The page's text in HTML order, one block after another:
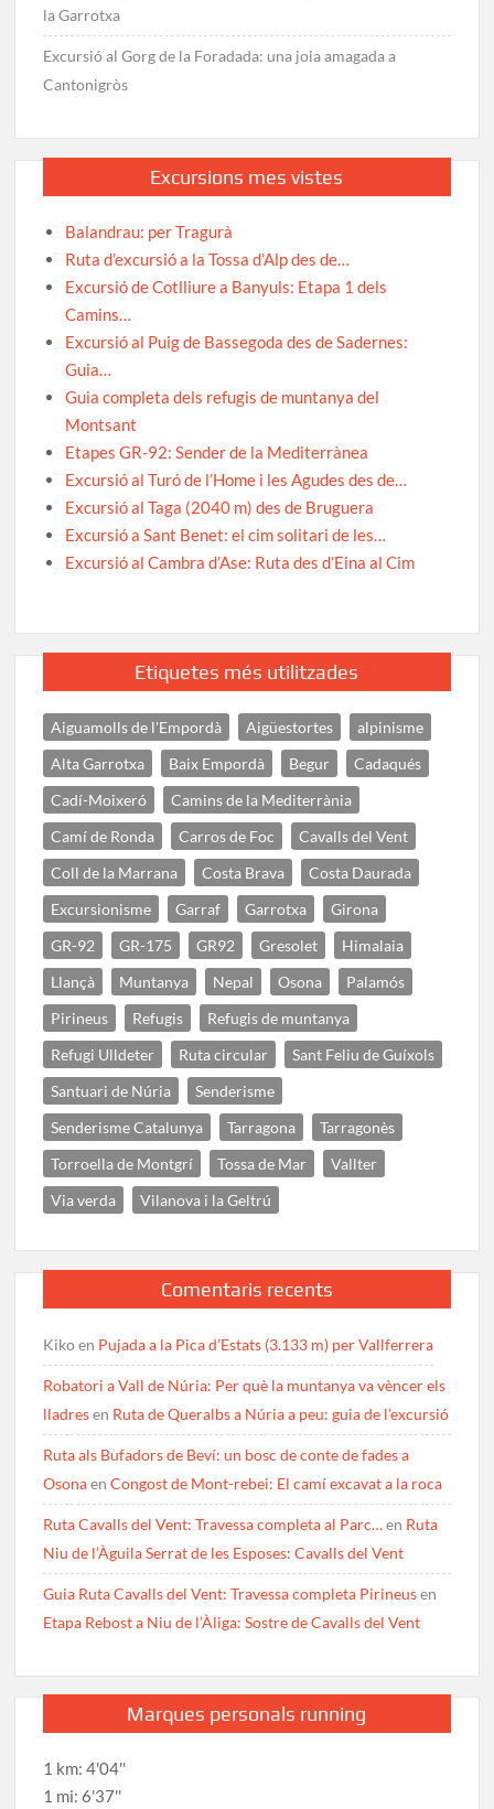
la Garrotxa
Excursió al Gorg de la Foradada: una joia amagada a
Cantonigròs
Excursions mes vistes
Balandrau: per Tragurà
Ruta d’excursió a la Tossa d’Alp des de…
Excursió de Cotlliure a Banyuls: Etapa 1 dels
Camins…
Excursió al Puig de Bassegoda des de Sadernes:
Guia…
Guia completa dels refugis de muntanya del
Montsant
Etapes GR-92: Sender de la Mediterrànea
Excursió al Turó de l’Home i les Agudes des de…
Excursió al Taga (2040 m) des de Bruguera
Excursió a Sant Benet: el cim solitari de les…
Excursió al Cambra d’Ase: Ruta des d’Eina al Cim
Etiquetes més utilitzades
Aiguamolls de l'Empordà Aigüestortes
alpinisme
Alta Garrotxa
Baix Empordà Begur
Cadaqués
Cadí-Moixeró
Camins de la Mediterrània
Camí de Ronda
Carros de Foc
Cavalls del Vent
Coll de la Marrana
Costa Brava
Costa Daurada
Excursionisme
Garraf Garrotxa
Girona
GR-92
GR-175 GR92 Gresolet
Himalaia
Llançà
Muntanya Nepal Osona
Palamós
Pirineus
Refugis
Refugis de muntanya
Refugi Ulldeter
Ruta circular
Sant Feliu de Guíxols
Santuari de Núria
Senderisme
Senderisme Catalunya
Tarragona
Tarragonès
Torroella de Montgrí
Tossa de Mar
Vallter
Via verda
Vilanova i la Geltrú
Comentaris recents
Kikoen Pujada a la Pica d’Estats (3.133 m) per Vallferrera
Robatori a Vall de Núria: Per què la muntanya va vèncer els
lladresen Ruta de Queralbs a Núria a peu: guia de l’excursió
Ruta als Bufadors de Beví: un bosc de conte de fades a
OsonaenCongost de Mont-rebei: El camí excavat a la roca
Ruta Cavalls del Vent: Travessa completa al Parc…en Ruta
Niu de l’Àguila Serrat de les Esposes: Cavalls del Vent
Guia Ruta Cavalls del Vent: Travessa completa Pirineusen
Etapa Rebost a Niu de l’Àliga: Sostre de Cavalls del Vent
Marques personals running
1 km: 4'04''
1 mi: 6'37''